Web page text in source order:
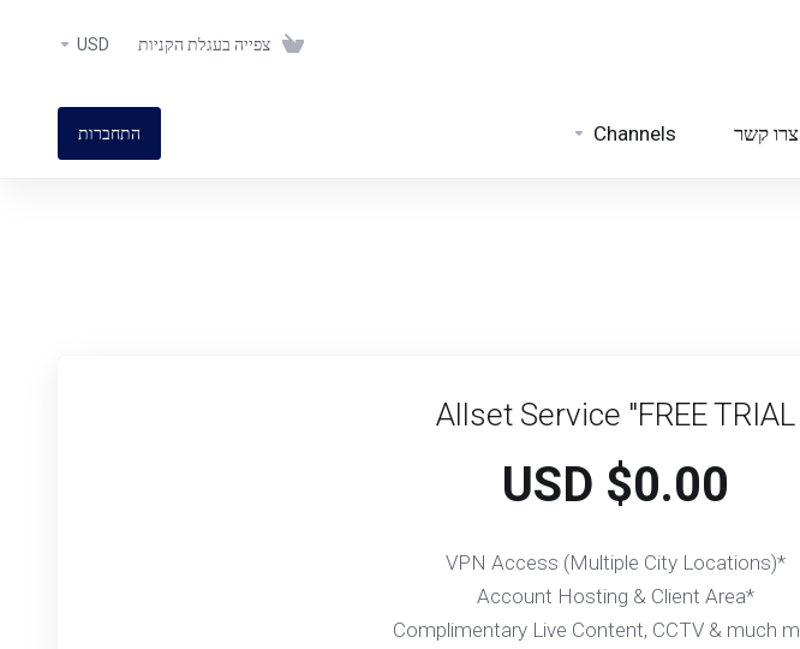
צפייה בעגלת הקניות USD
צרו קשר Channels התחברות
Allset Service "FREE TRIAL
$0.00 USD
*VPN Access (Multiple City Locations)
*Account Hosting & Client Area